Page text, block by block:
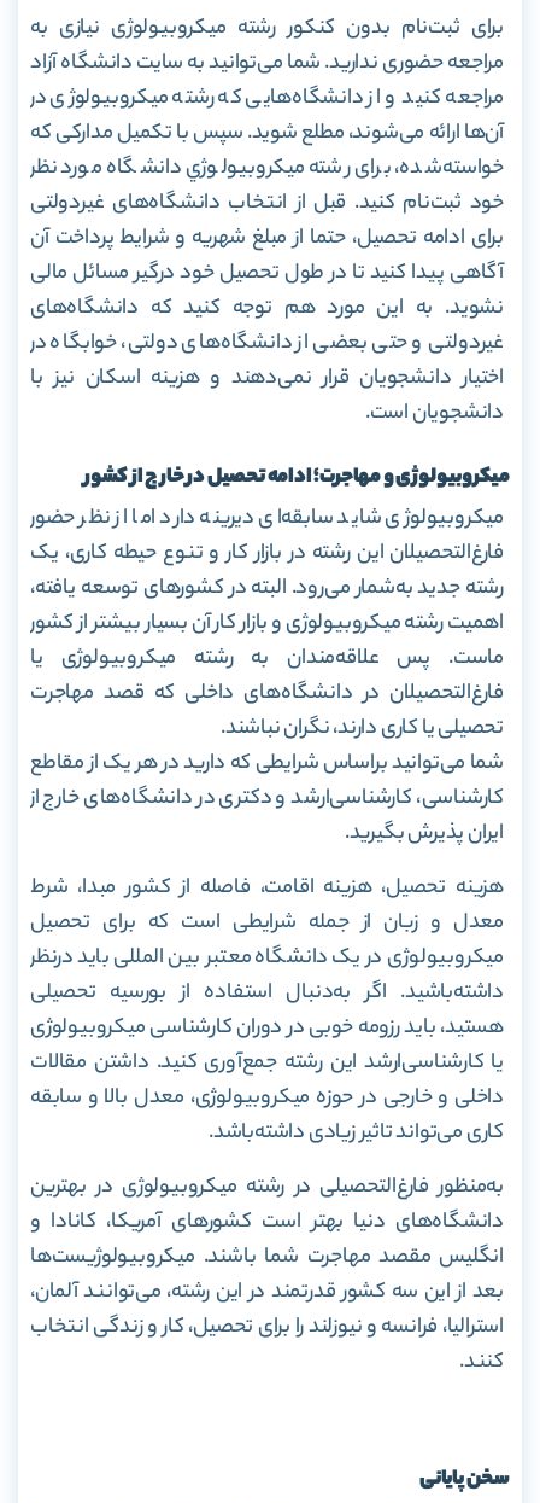
برای ثبت‌نام بدون کنکور رشته میکروبیولوژی نیازی به
مراجعه حضوری ندارید. شما می‌توانید به سایت دانشگاه آزاد
مراجعه کنید و از دانشگاه‌هایی که رشته میکروبیولوژی در
آن‌ها ارائه می‌شوند، مطلع شوید. سپس با تکمیل مدارکی که
خواسته‌شده، برای رشته میکروبیولوژي دانشگاه مورد نظر
خود ثبت‌نام کنید. قبل از انتخاب دانشگاه‌های غیر‌دولتی
برای ادامه تحصیل، حتما از مبلغ شهریه و شرایط پرداخت آن
آگاهی پیدا کنید تا در طول تحصیل خود درگیر مسائل مالی
نشوید. به این مورد هم توجه کنید که دانشگاه‌های
غیردولتی و حتی بعضی از دانشگاه‌های دولتی، خوابگاه در
اختیار دانشجویان قرار نمی‌دهند و هزینه اسکان نیز با
دانشجویان است.
میکروبیولوژی و مهاجرت؛ ادامه تحصیل در خارج از کشور
میکروبیولوژی شاید سابقه‌ای دیرینه دارد اما از نظر حضور
فارغ‌التحصیلان این رشته در بازار کار و تنوع حیطه کاری، یک
رشته جدید به‌شمار می‌رود. البته در کشورهای توسعه یافته،
اهمیت رشته میکروبیولوژی و بازار کار آن بسیار بیشتر از کشور
ماست. پس علاقه‌مندان به رشته میکروبیولوژی یا
فارغ‌التحصیلان در دانشگاه‌های داخلی که قصد مهاجرت
تحصیلی یا کاری دارند، نگران نباشند.
شما می‌توانید بر‌اساس شرایطی که دارید در هر یک از مقاطع
کارشناسی، کارشناسی‌ارشد و دکتری در دانشگاه‌های خارج از
ایران پذیرش بگیرید.
هزینه تحصیل، هزینه اقامت، فاصله از کشور مبدا، شرط
معدل و زبان از جمله شرایطی است که برای تحصیل
میکروبیولوژی در یک دانشگاه معتبر بین المللی باید درنظر
داشته‌باشید. اگر به‌دنبال استفاده از بورسیه تحصیلی
هستید، باید رزومه خوبی در دوران کارشناسی میکروبیولوژی
یا کارشناسی‌ارشد این رشته جمع‌آوری کنید. داشتن مقالات
داخلی و خارجی در حوزه میکروبیولوژی، معدل بالا و سابقه
کاری می‌تواند تاثیر زیادی داشته‌باشد.
به‌منظور فارغ‌التحصیلی در رشته میکروبیولوژی در بهترین
دانشگاه‌های دنیا بهتر است کشورهای آمریکا، کانادا و
انگلیس مقصد مهاجرت شما باشند. میکروبیولوژیست‌ها
بعد از این سه کشور قدرتمند در این رشته، می‌توانند آلمان،
استرالیا، فرانسه و نیوزلند را برای تحصیل، کار و زندگی انتخاب
کنند.
سخن پایانی